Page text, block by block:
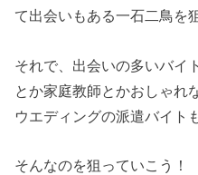
て出会いもある一石二鳥を
それで、出会いの多いバイ
とか家庭教師とかおしゃれ
ウエディングの派遣バイト
そんなのを狙っていこう！